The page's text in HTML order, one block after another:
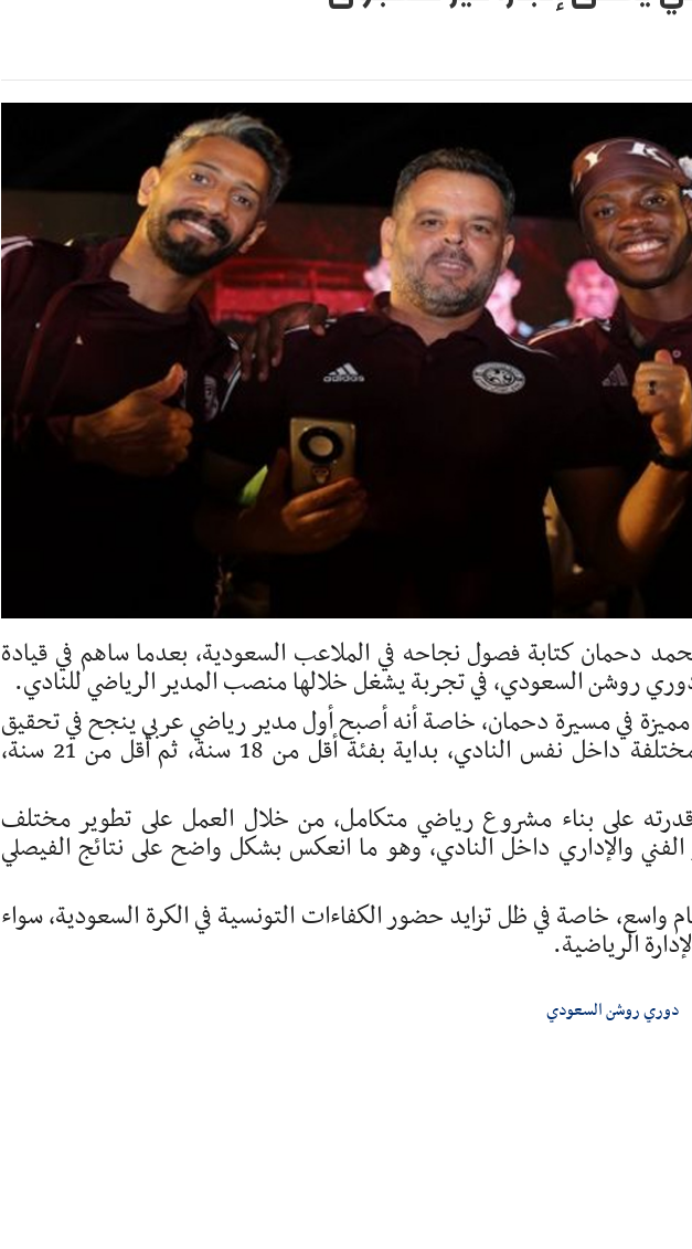
دحمان كتابة فصول نجاحه في الملاعب السعودية، بعدما ساهم في قيادة
روشن السعودي، في تجربة يشغل خلالها منصب المدير الرياضي للنادي.
مميزة في مسيرة دحمان، خاصة أنه أصبح أول مدير رياضي عربي ينجح في تحقيق
الصعود مع ثلاث فئات مختلفة داخل نفس النادي، بداية بفئة أقل من 18 سنة، ثم أقل من 21 سنة،
على بناء مشروع رياضي متكامل، من خلال العمل على تطوير مختلف
الفني والإداري داخل النادي، وهو ما انعكس بشكل واضح على نتائج الفيصلي
واسع، خاصة في ظل تزايد حضور الكفاءات التونسية في الكرة السعودية، سواء
الرياضية.
دوري روشن السعودي